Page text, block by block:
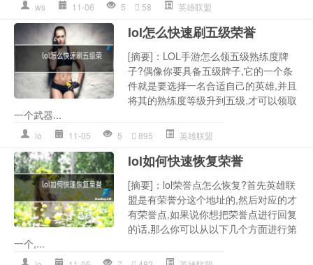
ws 11-06 5 58 英雄联盟
lol怎么快速刷五级荣誉
[摘要]：LOL手游怎么领五级熟练度牌
子?偶像你要具备五级牌子,它的一个条
件就是要选择一名合适自己的英雄,并且
将其的熟练度等级升到五级,才可以领取
一个武器...
lo 11-05 5 895 英雄联盟
lol如何快速恢复荣誉
[摘要]：lol荣誉点怎么恢复?首先英雄联
盟是有荣誉分这个地址的,然后对应的才
有荣誉点,如果说你想把荣誉点进行回复
的话,那么你可以从以下几个方面进行第
一个,...